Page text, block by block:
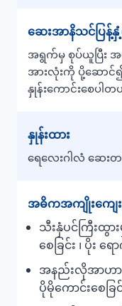
ဆေးအာနိသင်ပြန့်
အရွက်မှ စုပ်ယူပြီး
အားလုံးကို ပို့ဆောင်
နှုန်းကောင်းစေပါတ
နှုန်းထား
ရေလေးဂါလံ ဆေး
အဓိကအကျိုးကျေးဇူ
သီးနှံပင်ကြီးထွာ
စေခြင်း ၊ ပိုး ရ
အနည်းလိုအာဟာ
ပိုမိုကောင်းစေခြင်